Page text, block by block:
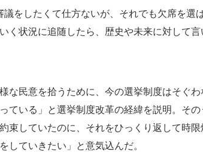
をしたくて仕方ないが、それでも欠席を選
状況に追随したら、歴史や未来に対して言
民意を拾うために、今の選挙制度はそぐ
ている」と選挙制度改革の経緯を説明。そ
していたのに、それをひっくり返して時
していきたい」と意気込んだ。